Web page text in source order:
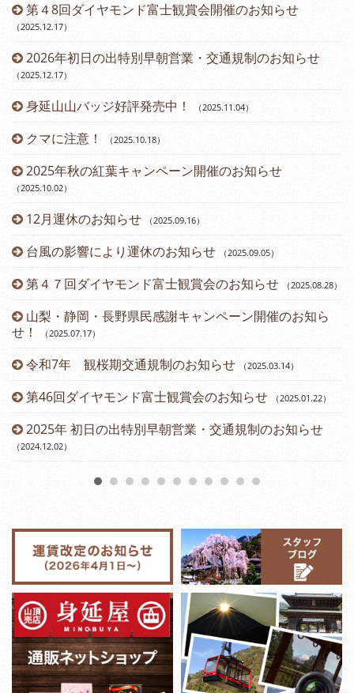
第４8回ダイヤモンド富士観賞会開催のお知らせ
（2025.12.17）
2026年初日の出特別早朝営業・交通規制のお知らせ
（2025.12.17）
身延山山バッジ好評発売中！ （2025.11.04）
クマに注意！ （2025.10.18）
2025年秋の紅葉キャンペーン開催のお知らせ
（2025.10.02）
12月運休のお知らせ （2025.09.16）
台風の影響により運休のお知らせ （2025.09.05）
第４７回ダイヤモンド富士観賞会のお知らせ （2025.08.28）
山梨・静岡・長野県民感謝キャンペーン開催のお知ら
せ！
（2025.07.17）
令和7年 観桜期交通規制のお知らせ （2025.03.14）
第46回ダイヤモンド富士観賞会のお知らせ （2025.01.22）
2025年 初日の出特別早朝営業・交通規制のお知らせ
（2024.12.02）